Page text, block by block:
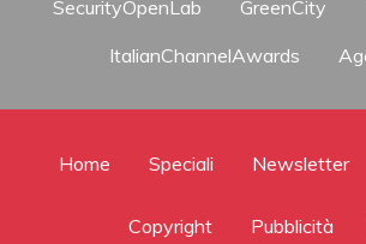
SecurityOpenLab
GreenCity
ItalianChannelAwards
Home Speciali Newsletter
Copyright Pubblicità